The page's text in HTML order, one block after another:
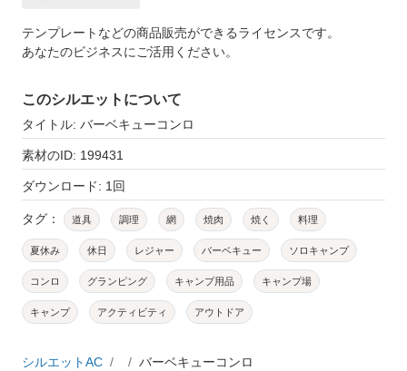
テンプレートなどの商品販売ができるライセンスです。
あなたのビジネスにご活用ください。
このシルエットについて
タイトル: バーベキューコンロ
素材のID: 199431
ダウンロード: 1回
タグ： 道具 調理 網 焼肉 焼く 料理
夏休み 休日 レジャー バーベキュー ソロキャンプ
コンロ グランピング キャンプ用品 キャンプ場
キャンプ アクティビティ アウトドア
シルエットAC バーベキューコンロ